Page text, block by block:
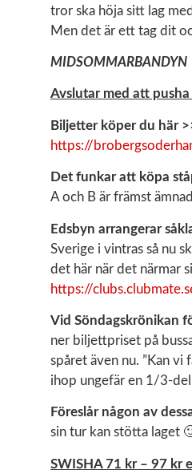
tror ska höja sitt lag
Men det är ett tag dit
MIDSOMMARBANDYN
Avslutar med att
Biljetter köper du här
https://
Det funkar att köpa
A och B är främst
Edsbyn arrangerar
Sverige i vintras så nu
det här när det närmar
https://
Vid Söndagskrönikan
ner biljettpriset på
spåret även nu. ”Kan
ihop ungefär en 1/3-
Föreslår någon av
sin tur kan stötta laget
SWISHA 71 kr – 97 kr